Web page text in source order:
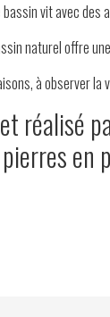
vit avec
naturel offre
à observer
réalisé